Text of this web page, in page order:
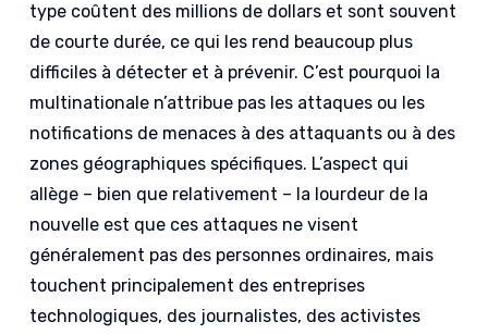
type coûtent des millions de dollars et sont souvent
de courte durée, ce qui les rend beaucoup plus
difficiles à détecter et à prévenir. C’est pourquoi la
multinationale n’attribue pas les attaques ou les
notifications de menaces à des attaquants ou à des
zones géographiques spécifiques. L’aspect qui
allège – bien que relativement – la lourdeur de la
nouvelle est que ces attaques ne visent
généralement pas des personnes ordinaires, mais
touchent principalement des entreprises
technologiques, des journalistes, des activistes